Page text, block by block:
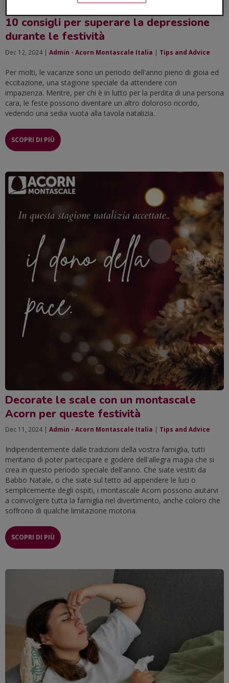
10 consigli per superare la depressione
durante le festività
Dec 12, 2024 | Admin - Acorn Montascale Italia | Tips and Advice
Per molti, le vacanze sono un periodo dell'anno pieno di gioia ed
eccitazione, una stagione speciale da attendere con
impazienza. Mentre, per chi è in lutto per la perdita di una persona
cara, le feste possono diventare un altro doloroso ricordo,
vedendo una sedia vuota alla tavola natalizia.
SCOPRI DI PIÙ
Decorate le scale con un montascale
Acorn per queste festività
Dec 11, 2024 | Admin - Acorn Montascale Italia | Tips and Advice
Indipendentemente dalle tradizioni della vostra famiglia, tutti
meritano di poter partecipare e godere dell'allegra magia che si
crea in questo periodo speciale dell'anno. Che siate vestiti da
Babbo Natale, o che siate sul tetto ad appendere le luci o
semplicemente degli ospiti, i montascale Acorn possono aiutarvi
a coinvolgere tutta la famiglia nel divertimento, anche coloro che
soffrono di qualche limitazione motoria.
SCOPRI DI PIÙ